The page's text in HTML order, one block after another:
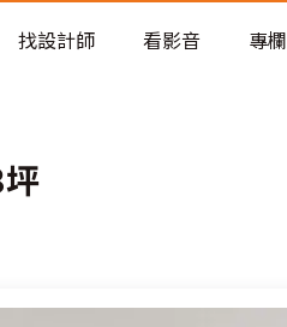
看不見的居家風險和翻新關鍵
老屋預算分配與高 CP 值煥新術
找設計師 看影音 專欄